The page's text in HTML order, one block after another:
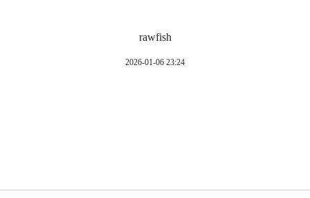
rawfish
2026-01-06 23:24